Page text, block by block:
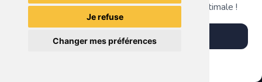
Je refuse
Changer mes préférences
Télécharge notre app pour une expérience optimale !
Télécharger l'app